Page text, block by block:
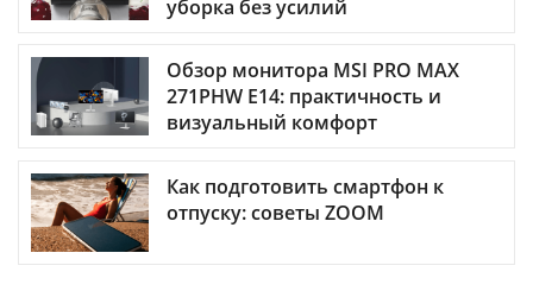
уборка без усилий
Обзор монитора MSI PRO MAX
271PHW E14: практичность и
визуальный комфорт
Как подготовить смартфон к
отпуску: советы ZOOM